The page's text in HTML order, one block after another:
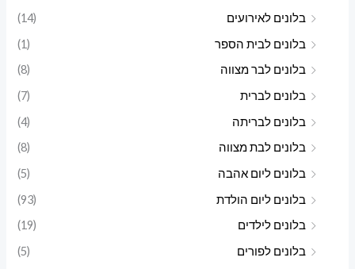
בלונים לאירועים
(14)
בלונים לבית הספר
(1)
בלונים לבר מצווה
(8)
בלונים לברית
(7)
בלונים לבריתה
(4)
בלונים לבת מצווה
(8)
בלונים ליום אהבה
(5)
בלונים ליום הולדת
(93)
בלונים לילדים
(19)
בלונים לפורים
(5)